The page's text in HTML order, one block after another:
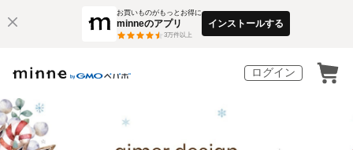
お買いものがもっとお得に
minneのアプリ
3万件以上
インストールする
ログイン